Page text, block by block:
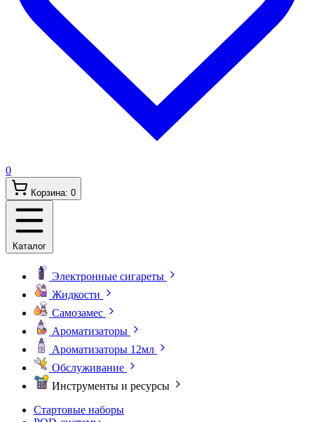
0
Корзина: 0
Каталог
Электронные сигареты
Жидкости
Самозамес
Ароматизаторы
Ароматизаторы 12мл
Обслуживание
Инструменты и ресурсы
Стартовые наборы